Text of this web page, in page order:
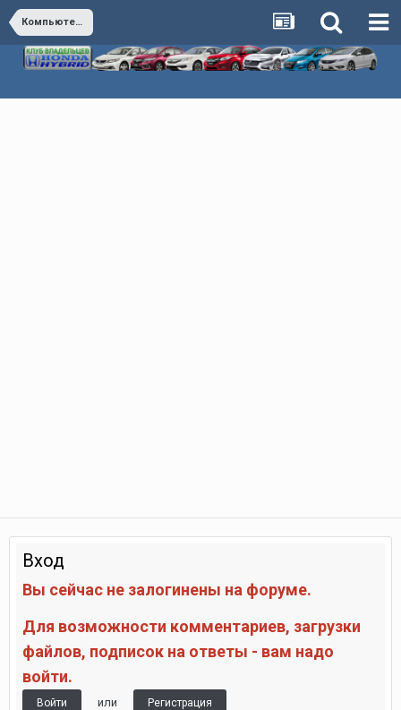
Компьютерная диагностика
Вход
Вы сейчас не залогинены на форуме.
Для возможности комментариев, загрузки
файлов, подписок на ответы - вам надо
войти.
Войти или Регистрация